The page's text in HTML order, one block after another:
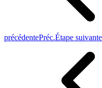
précédentePréc.Étape suivante